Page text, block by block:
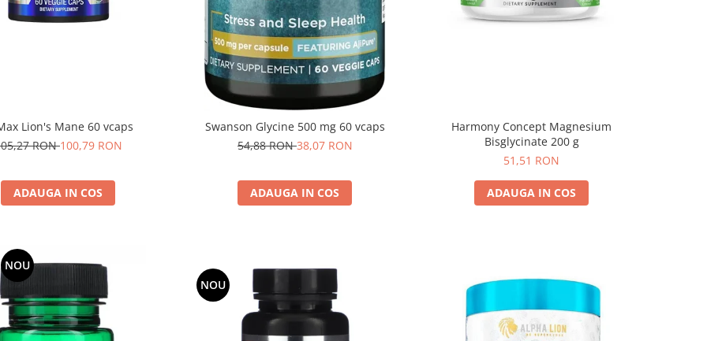
Lion's Mane 60 vcaps
RON100,79 RON
ADAUGA IN COS
Swanson Glycine 500 mg 60 vcaps
54,88 RON38,07 RON
ADAUGA IN COS
Harmony Concept Magnesium
Bisglycinate 200 g
51,51 RON
ADAUGA IN COS
NOU
NOU